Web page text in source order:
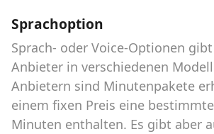
Sprachoption
Sprach- oder Voice-Optionen
Anbieter in verschiedenen
Anbietern sind Minutenpakete
einem fixen Preis eine
Minuten enthalten. Es gibt aber